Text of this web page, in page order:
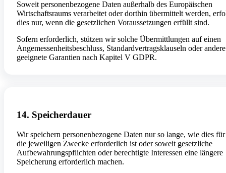
Soweit personenbezogene Daten außerhalb des Europäischen
Wirtschaftsraums verarbeitet oder dorthin übermittelt werden,
dies nur, wenn die gesetzlichen Voraussetzungen erfüllt sind.
Sofern erforderlich, stützen wir solche Übermittlungen auf einen
Angemessenheitsbeschluss, Standardvertragsklauseln oder andere
geeignete Garantien nach Kapitel V GDPR.
14. Speicherdauer
Wir speichern personenbezogene Daten nur so lange, wie dies für
die jeweiligen Zwecke erforderlich ist oder soweit gesetzliche
Aufbewahrungspflichten oder berechtigte Interessen eine längere
Speicherung erforderlich machen.